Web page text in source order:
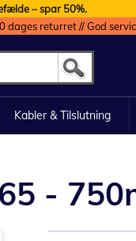
– spar 50%.
dages returret // God
Kabler & Tilslutning
-